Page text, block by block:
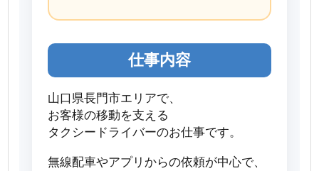
仕事内容
山口県長門市エリアで、
お客様の移動を支える
タクシードライバーのお仕事です。
無線配車やアプリからの依頼が中心で、